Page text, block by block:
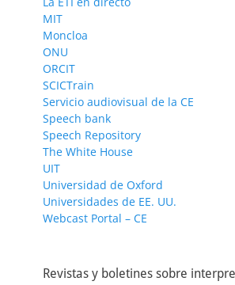
MIT
Moncloa
ONU
ORCIT
SCICTrain
Servicio audiovisual de la CE
Speech bank
Speech Repository
The White House
UIT
Universidad de Oxford
Universidades de EE. UU.
Webcast Portal – CE
Revistas y boletines sobre